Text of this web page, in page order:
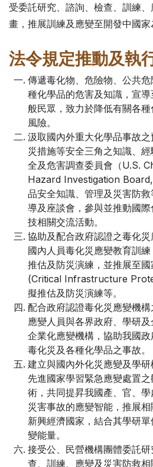
受委託研究、諮詢、檢查、訓練
畫，推展訓練及應變至開發中國家
法令規定推動及執
傳遞毒化物、危險物、公共
種化學品的危害及知識，宣
般民眾，致力於降低有關各
風險。
汲取國內外重大化學品事故
災措施等安全三角之知識、
全及危害調查委員會（U.S.
Hazard Investigation
品安全知識、管理及災害防
導及座談會，參與並推動國
技相關交流活動。
協助及配合政府認證之毒化
國內人員毒化災應變教育訓
推估及防災演練，並推展至
(Critical Infrastructure
擬推估及防災演練等。
配合政府認證毒化災應變機
應變人員與各界政府、學研
企業化應變機構，協助我國
毒化災及各種化學品之事故。
建立與國內外化災應變及學
先進國家學習緊急應變處置
術，共同提昇我國產、官、
災害事故的應變智能，推展
新興經濟國家，結合其學研
變能量。
接受公、民營機構團體委託
查、訓練、應變及災害防救相